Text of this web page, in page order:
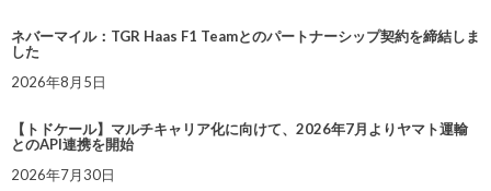
ネバーマイル：TGR Haas F1 Teamとのパートナーシップ契約を締結しま
した
2026年8月5日
【トドケール】マルチキャリア化に向けて、2026年7月よりヤマト運輸
とのAPI連携を開始
2026年7月30日